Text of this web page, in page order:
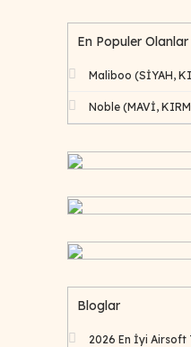
En Populer Olanlar
Maliboo (SİYAH,
Noble (MAVİ,
Bloglar
2026 En İyi Airsoft